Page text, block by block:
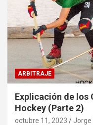
ARBITRAJE
Explicación de los
Hockey (Parte 2)
octubre 11, 2023 Jorge